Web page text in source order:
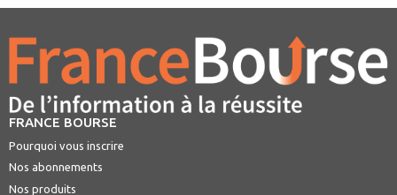
FRANCE BOURSE
Pourquoi vous inscrire
Nos abonnements
Nos produits